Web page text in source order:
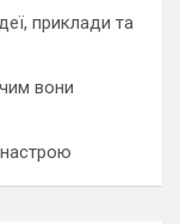
приклади та
вони
настрою